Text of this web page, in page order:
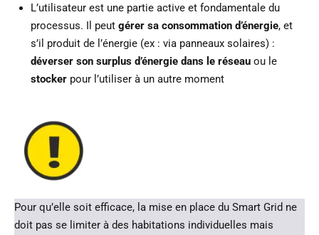
L’utilisateur est une partie active et fondamentale du
processus. Il peut gérer sa consommation d’énergie, et
s’il produit de l’énergie (ex : via panneaux solaires) :
déverser son surplus d’énergie dans le réseauou le
stockerpour l’utiliser à un autre moment
Pour qu’elle soit efficace, la mise en place du Smart Grid ne
doit pas se limiter à des habitations individuelles mais